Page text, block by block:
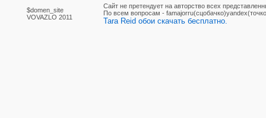
$domen_site
VOVAZLO 2011
Сайт не претендует на авторство всех
По вcем вопросам -
Tara Reid обои скачать бесплатно.